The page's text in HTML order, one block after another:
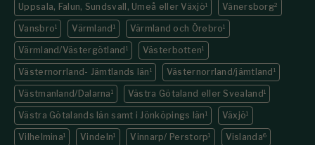
Uppsala, Falun, Sundsvall, Umeå eller Växjö1 Vänersborg2
Vansbro1 Värmland 1 Värmland och Örebro1
Värmland/Västergötland 1 Västerbotten1
Västernorrland- Jämtlands län 1 Västernorrland/jämtland 1
Västmanland/Dalarna 1 Västra Götaland eller Svealand 1
Västra Götalands län samt i Jönköpings län 1 Växjö1
Vilhelmina1 Vindeln1 Vinnarp/ Perstorp1 Vislanda6